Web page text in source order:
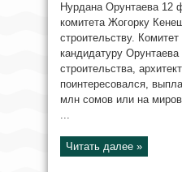
Нурдана Орунтаева 12
комитета Жогорку
строительству.
кандидатуру
строительства,
поинтересовался,
млн сомов или на
...
Читать далее »